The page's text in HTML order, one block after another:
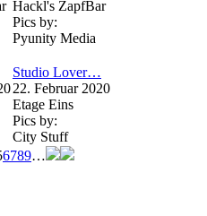
Hackl's ZapfBar
Pics by:
Pyunity Media
Studio Lover…
22. Februar 2020
Etage Eins
Pics by:
City Stuff
6789…